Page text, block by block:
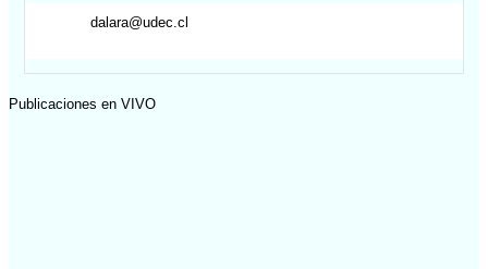
dalara@udec.cl
Publicaciones en VIVO